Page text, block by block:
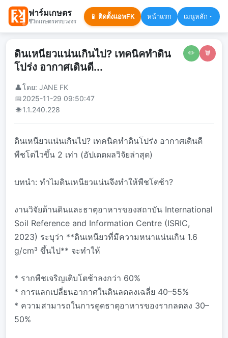
ฟาร์มเกษตร
ชีวิตเกษตรครบวงจร
📱 ติดตั้งแอพFK หน้าแรก เมนูหลัก
✏️ 🗑️
ดินเหนียวแน่นเกินไป? เทคนิคทำดิน
โปร่ง อากาศเดินดี...
👤โดย: JANE FK
📅2025-11-29 09:50:47
🌐 1.1.240.228
ดินเหนียวแน่นเกินไป? เทคนิคทำดินโปร่ง อากาศเดินดี
พืชโตไวขึ้น 2 เท่า (อัปเดตผลวิจัยล่าสุด)
บทนำ: ทำไมดินเหนียวแน่นจึงทำให้พืชโตช้า?
งานวิจัยด้านดินและธาตุอาหารของสถาบัน International
Soil Reference and Information Centre (ISRIC,
2023) ระบุว่า **ดินเหนียวที่มีความหนาแน่นเกิน 1.6
g/cm³ ขึ้นไป** จะทำให้
* รากพืชเจริญเติบโตช้าลงกว่า 60%
* การแลกเปลี่ยนอากาศในดินลดลงเฉลี่ย 40–55%
* ความสามารถในการดูดธาตุอาหารของรากลดลง 30–
50%